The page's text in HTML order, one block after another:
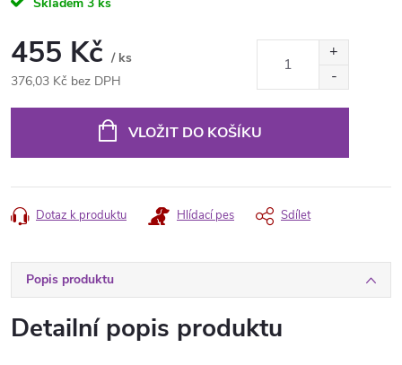
455 Kč / ks
376,03 Kč bez DPH
VLOŽIT DO KOŠÍKU
Dotaz k produktu Hlídací pes Sdílet
Popis produktu
Detailní popis produktu